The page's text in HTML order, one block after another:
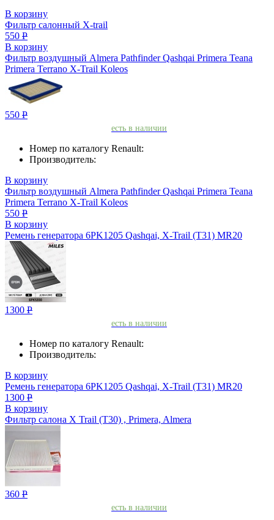
В корзину
Фильтр салонный X-trail
550 Р
В корзину
Фильтр воздушный Almera Pathfinder Qashqai Primera Teana
Primera Terrano X-Trail Koleos
550 Р
есть в наличии
Номер по каталогу Renault:
Производитель:
В корзину
Фильтр воздушный Almera Pathfinder Qashqai Primera Teana
Primera Terrano X-Trail Koleos
550 Р
В корзину
Ремень генератора 6PK1205 Qashqai, X-Trail (T31) MR20
1300 Р
есть в наличии
Номер по каталогу Renault:
Производитель:
В корзину
Ремень генератора 6PK1205 Qashqai, X-Trail (T31) MR20
1300 Р
В корзину
Фильтр салона X Trail (T30) , Primera, Almera
360 Р
есть в наличии